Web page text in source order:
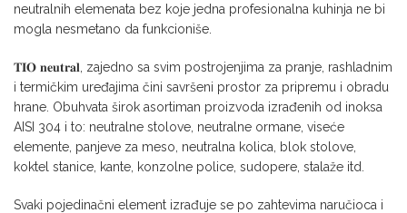
neutralnih elemenata bez koje jedna profesionalna kuhinja ne bi
mogla nesmetano da funkcioniše.
𝐓𝐈𝐎 𝐧𝐞𝐮𝐭𝐫𝐚𝐥, zajedno sa svim postrojenjima za pranje, rashladnim
i termičkim uređajima čini savršeni prostor za pripremu i obradu
hrane. Obuhvata širok asortiman proizvoda izrađenih od inoksa
AISI 304 i to: neutralne stolove, neutralne ormane, viseće
elemente, panjeve za meso, neutralna kolica, blok stolove,
koktel stanice, kante, konzolne police, sudopere, stalaže itd.
Svaki pojedinačni element izrađuje se po zahtevima naručioca i